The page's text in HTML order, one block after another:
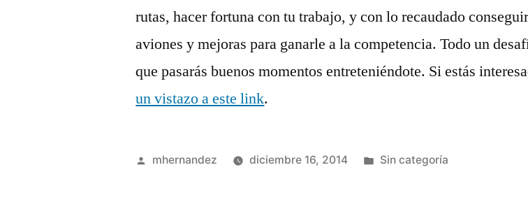
rutas, hacer fortuna con tu trabajo, y con lo recaudado
aviones y mejoras para ganarle a la competencia. Todo un
que pasarás buenos momentos entreteniéndote. Si estás
un vistazo a este link.
Publicado
mhernandez diciembre 16, 2014
Publicado
Sin categoría